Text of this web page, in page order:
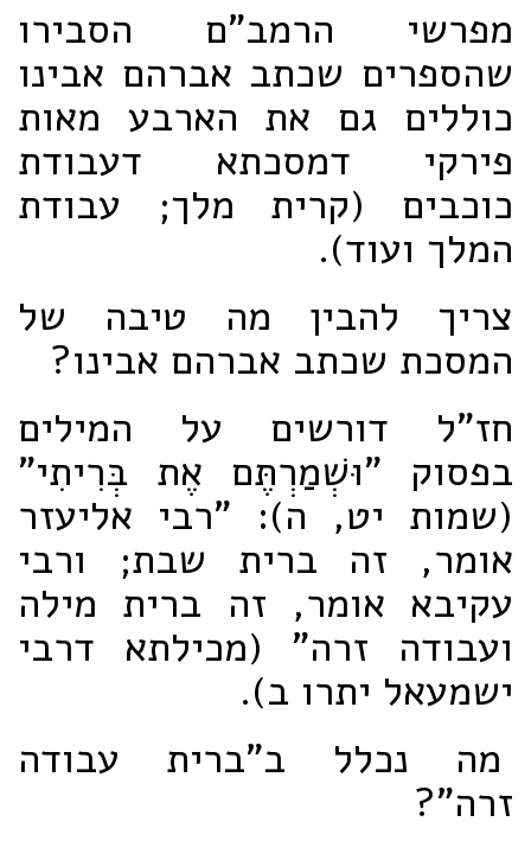
מפרשי הרמב"ם הסבירו
שהספרים שכתב אברהם אבינו
כוללים גם את הארבע מאות
פירקי דמסכתא דעבודת
כוכבים (קרית מלך; עבודת
המלך ועוד).
צריך להבין מה טיבה של
המסכת שכתב אברהם אבינו?
חז"ל דורשים על המילים
בפסוק "וּשְׁמַרְתֶּם אֶת בְּרִיתִי"
(שמות יט, ה): "רבי אליעזר
אומר, זה ברית שבת; ורבי
עקיבא אומר, זה ברית מילה
ועבודה זרה" (מכילתא דרבי
ישמעאל יתרו ב).
מה נכלל ב"ברית עבודה
זרה"?